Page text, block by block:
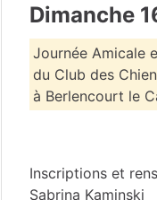
Dimanche
Journée Amicale
du Club des
à Berlencourt le
Inscriptions et
Sabrina Kaminski